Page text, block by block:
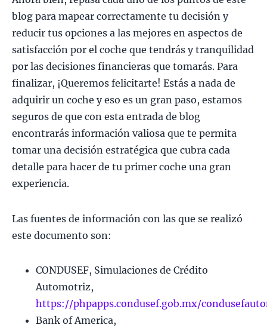
blog para mapear correctamente tu decisión y
reducir tus opciones a las mejores en aspectos de
satisfacción por el coche que tendrás y tranquilidad
por las decisiones financieras que tomarás. Para
finalizar, ¡Queremos felicitarte! Estás a nada de
adquirir un coche y eso es un gran paso, estamos
seguros de que con esta entrada de blog
encontrarás información valiosa que te permita
tomar una decisión estratégica que cubra cada
detalle para hacer de tu primer coche una gran
experiencia.
Las fuentes de información con las que se realizó
este documento son:
CONDUSEF, Simulaciones de Crédito
Automotriz,
https://phpapps.condusef.gob.mx/
Bank of America,